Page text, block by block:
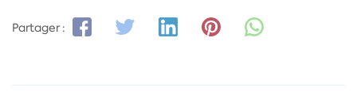
Partager :